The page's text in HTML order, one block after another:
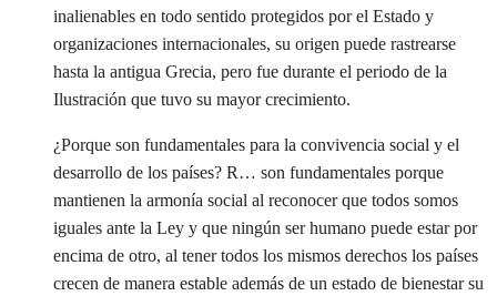
inalienables en todo sentido protegidos por el Estado y
organizaciones internacionales, su origen puede rastrearse
hasta la antigua Grecia, pero fue durante el periodo de la
Ilustración que tuvo su mayor crecimiento.
¿Porque son fundamentales para la convivencia social y el
desarrollo de los países? R… son fundamentales porque
mantienen la armonía social al reconocer que todos somos
iguales ante la Ley y que ningún ser humano puede estar por
encima de otro, al tener todos los mismos derechos los países
crecen de manera estable además de un estado de bienestar su